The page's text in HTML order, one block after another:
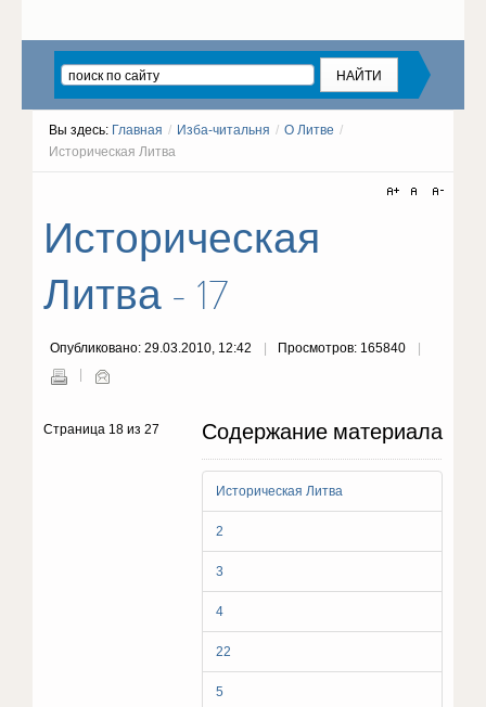
Вы здесь: Главная / Изба-читальня / О Литве /
Историческая Литва
Историческая
Литва - 17
Опубликовано: 29.03.2010, 12:42 Просмотров: 165840
Содержание материала
Историческая Литва
2
3
4
22
5
Страница 18 из 27